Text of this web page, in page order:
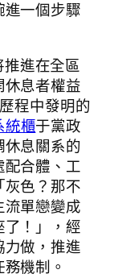
一個步驟
進在全區
息者權益
程中發明的
統櫃于黨政
息關系的
合體、工
色？那不
單戀變成
！」，經
做，推進
機制。